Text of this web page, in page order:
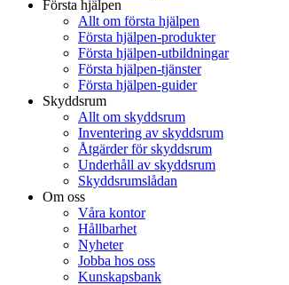
Första hjälpen
Allt om första hjälpen
Första hjälpen-produkter
Första hjälpen-utbildningar
Första hjälpen-tjänster
Första hjälpen-guider
Skyddsrum
Allt om skyddsrum
Inventering av skyddsrum
Åtgärder för skyddsrum
Underhåll av skyddsrum
Skyddsrumslådan
Om oss
Våra kontor
Hållbarhet
Nyheter
Jobba hos oss
Kunskapsbank